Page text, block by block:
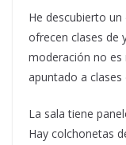
He descubierto
ofrecen clases de
moderación no
apuntado a
La sala tiene
Hay colchonetas